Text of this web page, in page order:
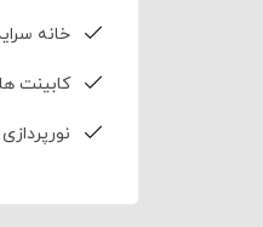
خانه
کابینت